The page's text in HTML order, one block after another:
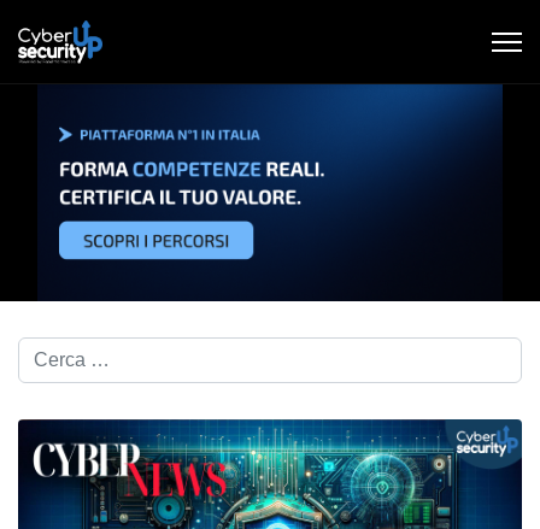
Cerca nel blog...